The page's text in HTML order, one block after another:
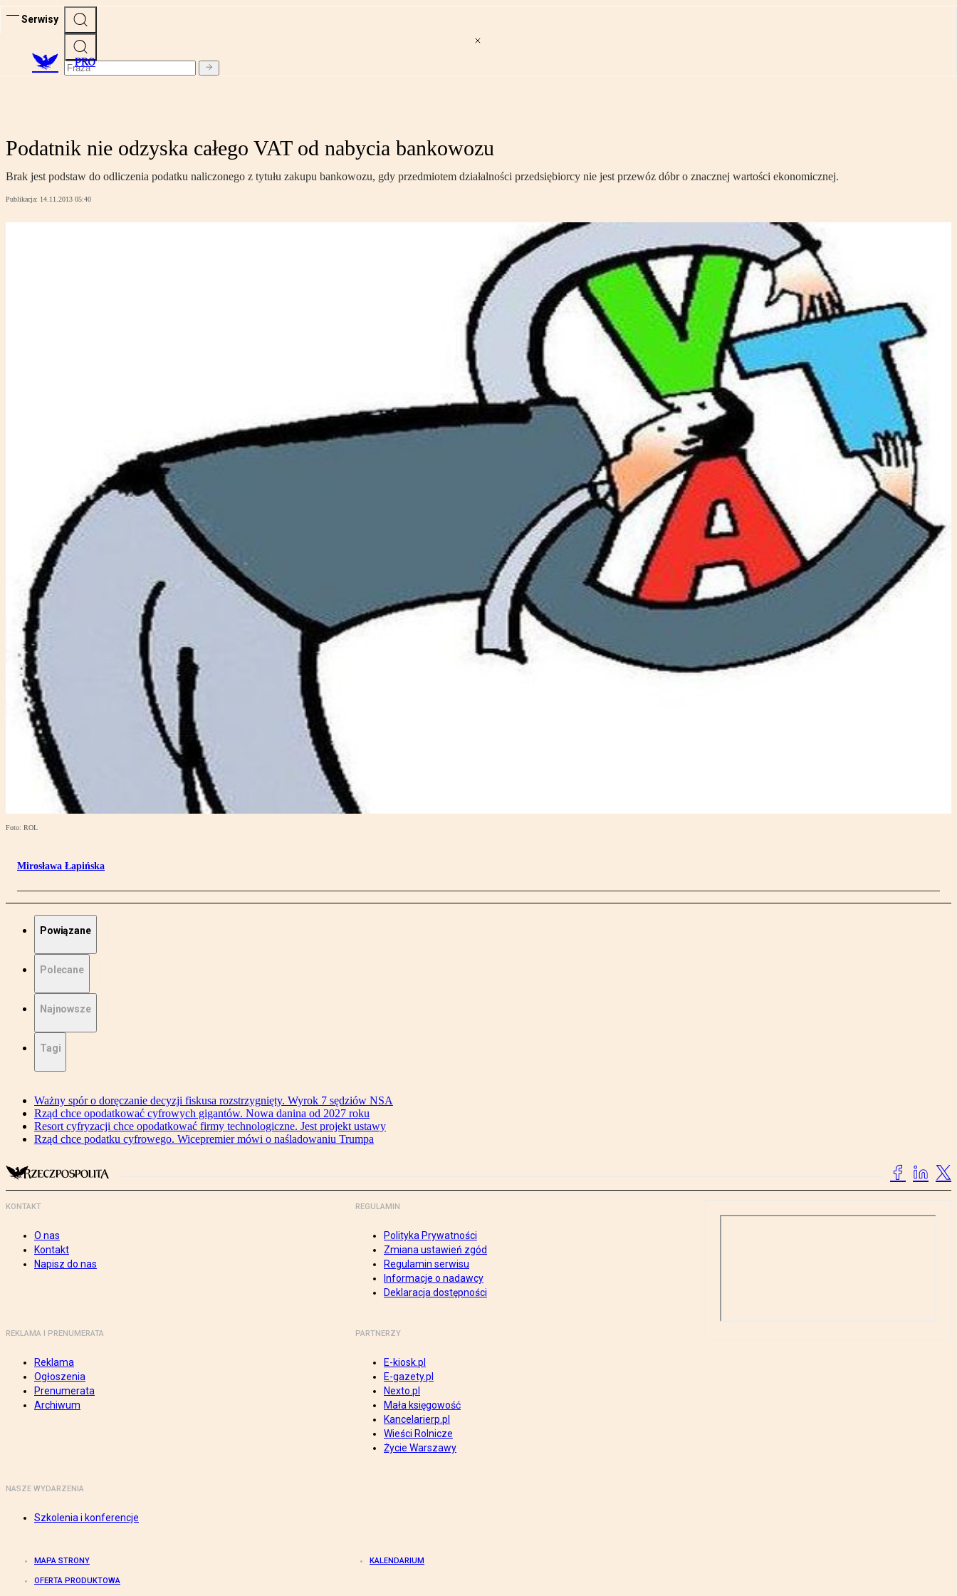
Serwisy
PRO
Podatnik nie odzyska całego VAT od nabycia bankowozu
Brak jest podstaw do odliczenia podatku naliczonego z tytułu zakupu bankowozu, gdy przedmiotem działalności przedsiębiorcy nie jest przewóz dóbr o znacznej wartości ekonomicznej.
Publikacja: 14.11.2013 05:40
Foto: ROL
Mirosława Łapińska
Powiązane
Polecane
Najnowsze
Tagi
Ważny spór o doręczanie decyzji fiskusa rozstrzygnięty. Wyrok 7 sędziów NSA
Rząd chce opodatkować cyfrowych gigantów. Nowa danina od 2027 roku
Resort cyfryzacji chce opodatkować firmy technologiczne. Jest projekt ustawy
Rząd chce podatku cyfrowego. Wicepremier mówi o naśladowaniu Trumpa
KONTAKT
O nas
Kontakt
Napisz do nas
REGULAMIN
Polityka Prywatności
Zmiana ustawień zgód
Regulamin serwisu
Informacje o nadawcy
Deklaracja dostępności
REKLAMA I PRENUMERATA
Reklama
Ogłoszenia
Prenumerata
Archiwum
PARTNERZY
E-kiosk.pl
E-gazety.pl
Nexto.pl
Mała księgowość
Kancelarierp.pl
Wieści Rolnicze
Życie Warszawy
NASZE WYDARZENIA
Szkolenia i konferencje
MAPA STRONY KALENDARIUM
OFERTA PRODUKTOWA